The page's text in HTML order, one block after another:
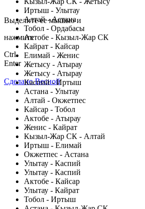
Иртыш - Улытау
Алтай - Астана
Тобол - Ордабасы
Актобе - Кызыл-Жар СК
Кайрат - Кайсар
Елимай - Женис
Жетысу - Атырау
Жетысу - Атырау
Каспий - Иртыш
Астана - Улытау
Алтай - Окжетпес
Кайсар - Тобол
Актобе - Атырау
Женис - Кайрат
Кызыл-Жар СК - Алтай
Иртыш - Елимай
Окжетпес - Астана
Улытау - Каспий
Улытау - Каспий
Актобе - Кайсар
Улытау - Кайрат
Тобол - Иртыш
Заметили ошибку в тексте?
Выделите ее мышью и
нажмите
Ctrl
Enter
Сделано Весной